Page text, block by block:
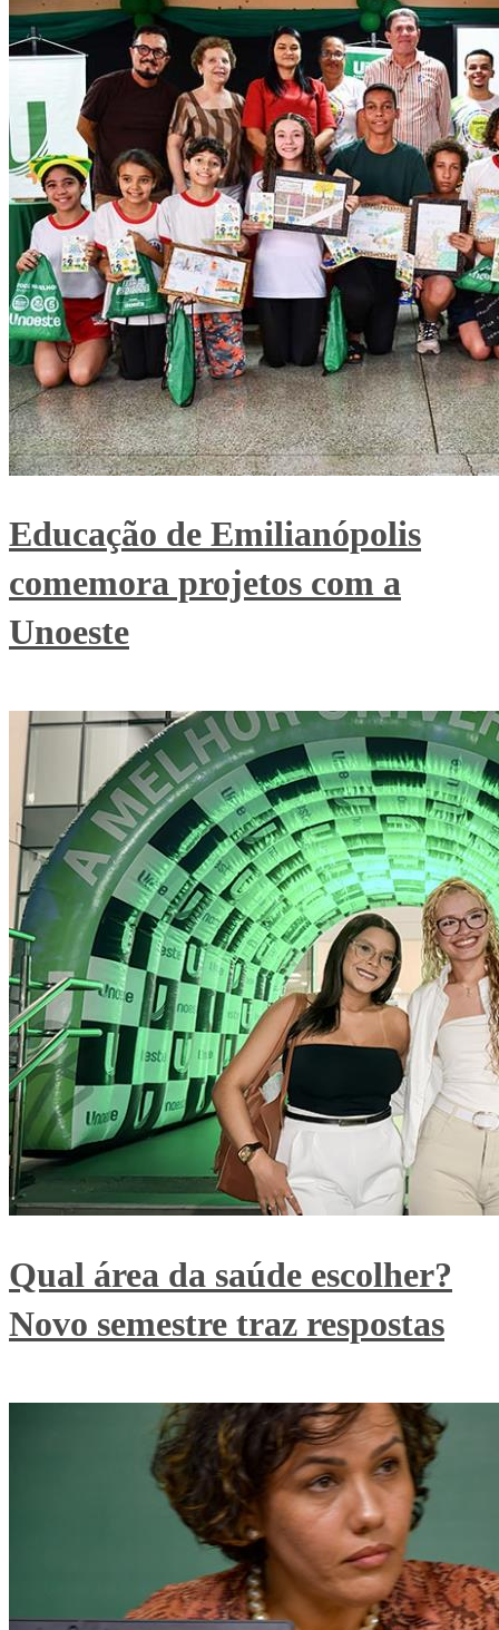
Educação de Emilianópolis
comemora projetos com a
Unoeste
Qual área da saúde escolher?
Novo semestre traz respostas